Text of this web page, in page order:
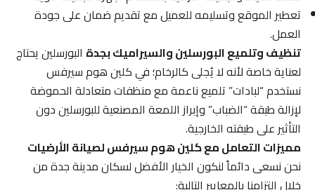
تعطير الموقع وتسليمه للعميل مع تقديم ضمان على جودة
العمل.
تنظيف وتلميع البورسلين والسيراميك بجدةالبورسلين يحتاج
لعناية خاصة لأنه لا يُجلى كالرخام؛ في كلين هوم سيرفس
نستخدم “لبادات” تلميع ناعمة مع منظفات متعادلة الحموضة
لإزالة طبقة “الضباب” وإبراز اللمعة المصنعية للبورسلين دون
التأثير على طبقته الخارجية.
مميزات التعامل مع كلين هوم سيرفس لصيانة الأرضيات
نحن نسعى دائماً لنكون الخيار الأفضل لسكان مدينة جدة من
خلال التزامنا بالمعايير التالية: